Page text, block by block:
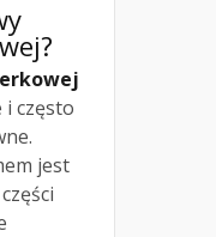
często
jest